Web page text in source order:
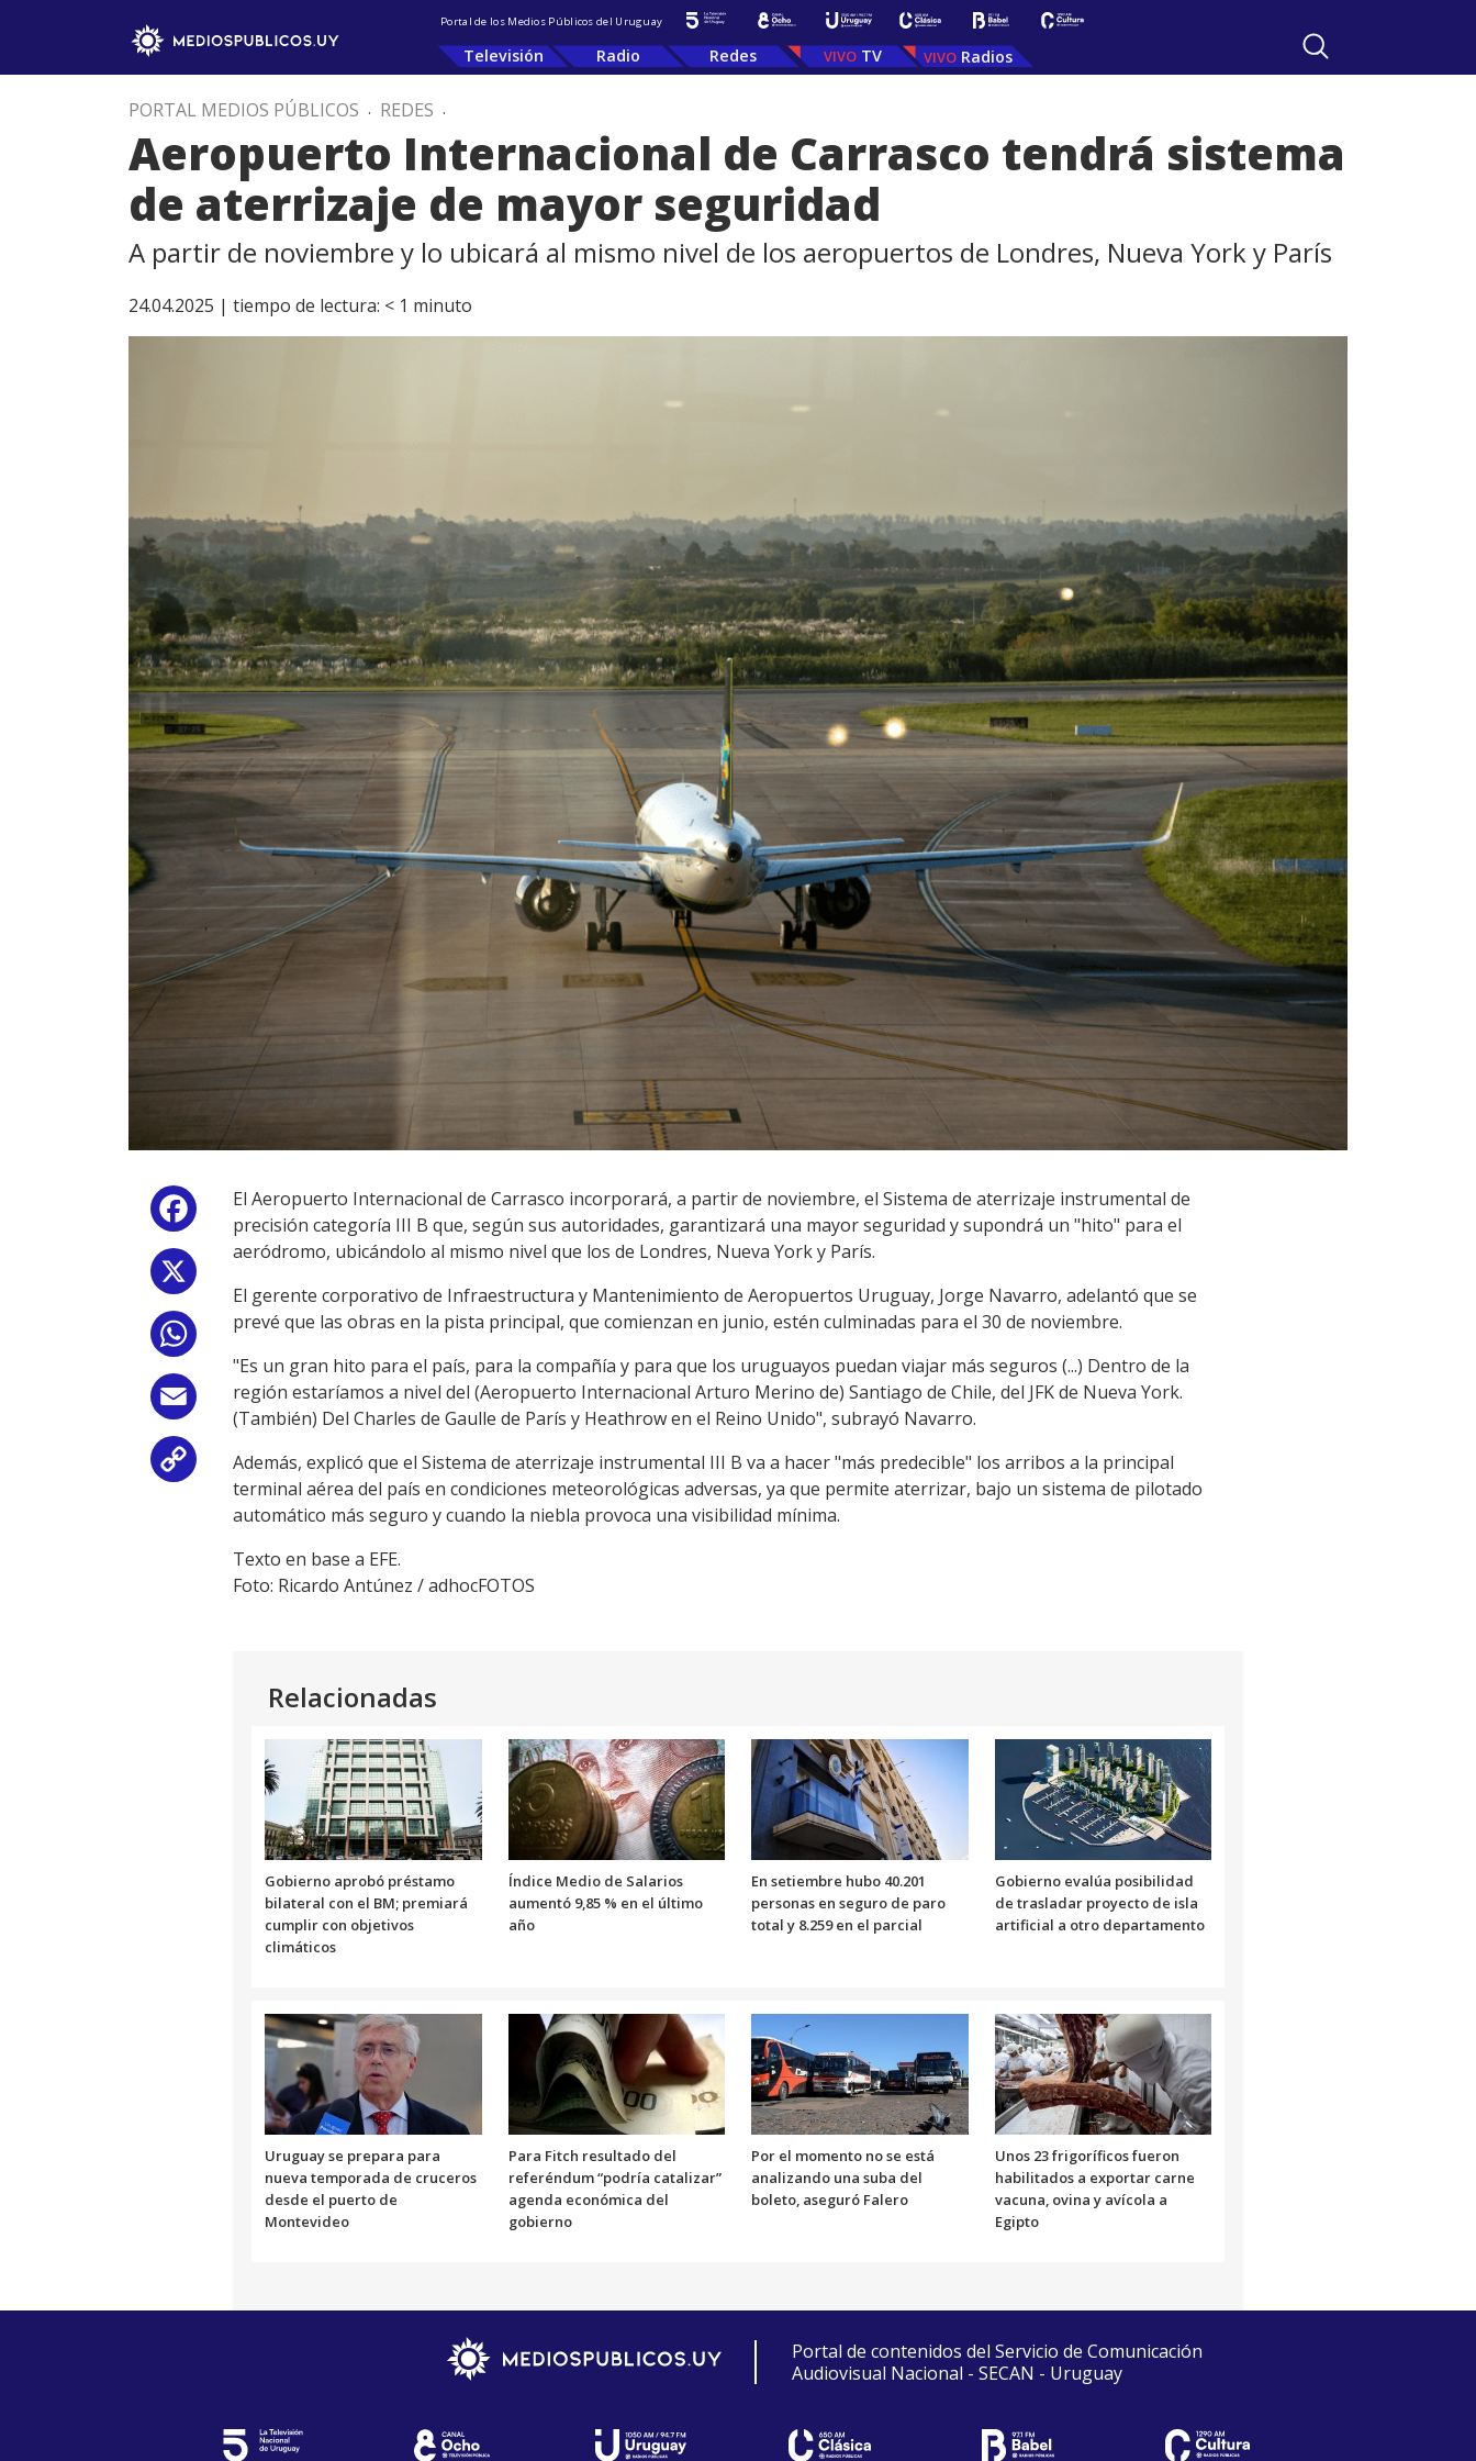
Portal de los Medios Públicos del Uruguay
Televisión Radio Redes TV Radios
PORTAL MEDIOS PÚBLICOS . REDES .
Aeropuerto Internacional de Carrasco tendrá sistema
de aterrizaje de mayor seguridad
A partir de noviembre y lo ubicará al mismo nivel de los aeropuertos de Londres, Nueva York y París
24.04.2025 | tiempo de lectura: < 1 minuto
Facebook
WhatsApp
Email
Copy
Link
El Aeropuerto Internacional de Carrasco incorporará, a partir de noviembre, el Sistema de aterrizaje instrumental de
precisión categoría III B que, según sus autoridades, garantizará una mayor seguridad y supondrá un "hito" para el
aeródromo, ubicándolo al mismo nivel que los de Londres, Nueva York y París.
El gerente corporativo de Infraestructura y Mantenimiento de Aeropuertos Uruguay, Jorge Navarro, adelantó que se
prevé que las obras en la pista principal, que comienzan en junio, estén culminadas para el 30 de noviembre.
"Es un gran hito para el país, para la compañía y para que los uruguayos puedan viajar más seguros (...) Dentro de la
región estaríamos a nivel del (Aeropuerto Internacional Arturo Merino de) Santiago de Chile, del JFK de Nueva York.
(También) Del Charles de Gaulle de París y Heathrow en el Reino Unido", subrayó Navarro.
Además, explicó que el Sistema de aterrizaje instrumental III B va a hacer "más predecible" los arribos a la principal
terminal aérea del país en condiciones meteorológicas adversas, ya que permite aterrizar, bajo un sistema de pilotado
automático más seguro y cuando la niebla provoca una visibilidad mínima.
Texto en base a EFE.
Foto: Ricardo Antúnez / adhocFOTOS
Relacionadas
Gobierno aprobó préstamo
bilateral con el BM; premiará
cumplir con objetivos
climáticos
Índice Medio de Salarios
aumentó 9,85 % en el último
año
En setiembre hubo 40.201
personas en seguro de paro
total y 8.259 en el parcial
Gobierno evalúa posibilidad
de trasladar proyecto de isla
artificial a otro departamento
Uruguay se prepara para
nueva temporada de cruceros
desde el puerto de
Montevideo
Para Fitch resultado del
referéndum “podría catalizar”
agenda económica del
gobierno
Por el momento no se está
analizando una suba del
boleto, aseguró Falero
Unos 23 frigoríficos fueron
habilitados a exportar carne
vacuna, ovina y avícola a
Egipto
Portal de contenidos del Servicio de Comunicación
Audiovisual Nacional - SECAN - Uruguay